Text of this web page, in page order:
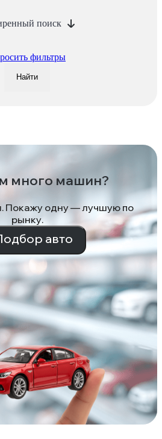
поиск
фильтры
Найти
много машин?
Покажу одну — лучшую по
рынку.
авто